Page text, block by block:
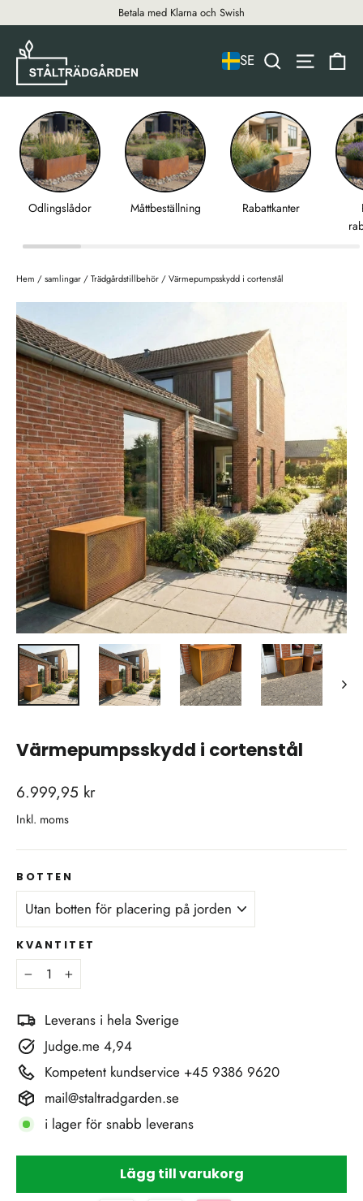
till
innehållet
Betala med Klarna och Swish
SE titel
Odlingslådor Måttbeställning Rabattkanter
Hem /samlingar /Trädgårdstillbehör /Värmepumpsskydd i cortenstål
Värmepumpsskydd i cortenstål
vanligt
pris
6.999,95 kr
Inkl. moms
BOTTEN
KVANTITET
−
+
Leverans i hela Sverige
Judge.me 4,94
Kompetent kundservice +45 9386 9620
mail@staltradgarden.se
i lager för snabb leverans
Lägg till varukorg